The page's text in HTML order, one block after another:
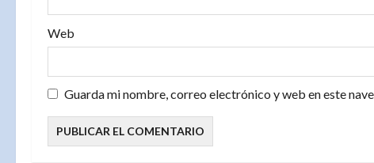
d
a
s
Web
Guarda mi nombre, correo electrónico y web en este